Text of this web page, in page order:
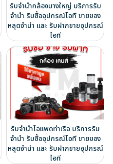
รับจำนำกล้องบางใหญ่ บริการรับ
จำนำ รับซื้ออุปกรณ์ไอที ขายของ
หลุดจำนำ และ รับฝากขายอุปกรณ์
ไอที
รับจำนำไอแพดท่าเรือ บริการรับ
จำนำ รับซื้ออุปกรณ์ไอที ขายของ
หลุดจำนำ และ รับฝากขายอุปกรณ์
ไอที